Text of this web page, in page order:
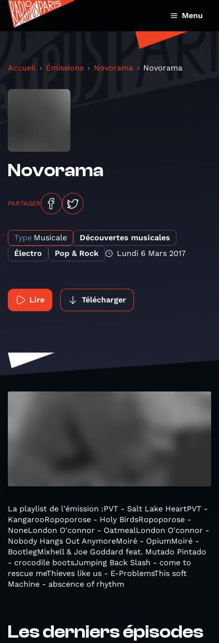
Menu
Accueil Émissions Novorama Novorama
Novorama
PARTAGER
Type Musicale
Découvertes musicales
Électro
Pop & Rock Lundi 6 Mars 2017
Lire Télécharger
La playlist de l'émission :PVT - Salt Lake HeartPVT -
KangarooRopoporose - Holy BirdsRopoporose -
NoneLondon O'connor - OatmealLondon O'connor -
Nobody Hangs Out AnymoreMoiré - OpiumMoiré -
BootlegMixhell & Joe Goddard feat. Mutado Pintado
- crocodile bootsJumping Back Slash - come to
rescue meThieves like us - E-ProblemsThis soft
Machine - abscence of rhythm
Les derniers épisodes